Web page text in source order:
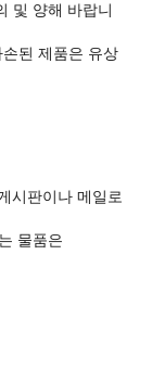
및 양해 바랍니
된 제품은 유상
시판이나 메일로
물품은